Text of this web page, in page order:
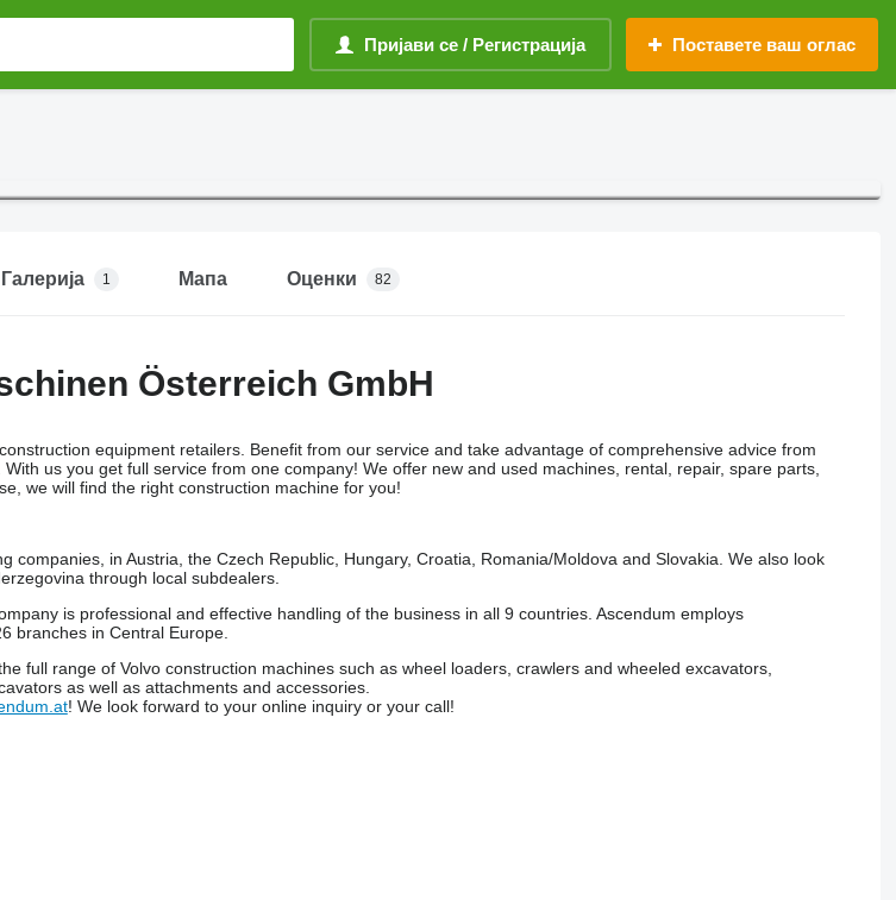
Пријави се / Регистрација Поставете ваш оглас
Галерија 1 Мапа Оценки 82
Österreich GmbH
equipment retailers. Benefit from our service and take advantage of comprehensive advice from
us you get full service from one company! We offer new and used machines, rental, repair, spare parts,
we will find the right construction machine for you!
companies, in Austria, the Czech Republic, Hungary, Croatia, Romania/Moldova and Slovakia. We also look
through local subdealers.
is professional and effective handling of the business in all 9 countries. Ascendum employs
branches in Central Europe.
full range of Volvo construction machines such as wheel loaders, crawlers and wheeled excavators,
as well as attachments and accessories.
! We look forward to your online inquiry or your call!